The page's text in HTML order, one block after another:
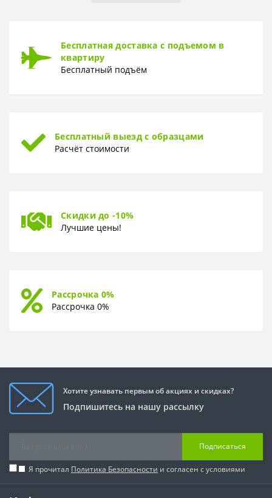
Устойчивость к воздействию мебели
Бесплатная доставка с подъемом в
квартиру
Бесплатный подъём
Бесплатный выезд с образцами
Расчёт стоимости
Скидки до -10%
Лучшие цены!
Рассрочка 0%
Рассрочка 0%
Хотите узнавать первым об акциях и скидках?
Подпишитесь на нашу рассылку
Подписаться
Я прочитал Политика Безопасности и согласен с условиями